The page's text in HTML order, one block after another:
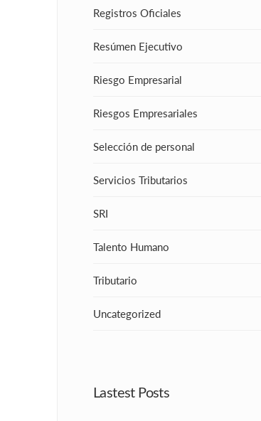
Registros Oficiales
Resúmen Ejecutivo
Riesgo Empresarial
Riesgos Empresariales
Selección de personal
Servicios Tributarios
SRI
Talento Humano
Tributario
Uncategorized
Lastest Posts